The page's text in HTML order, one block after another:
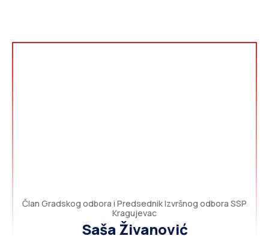
Član Gradskog odbora i Predsednik Izvršnog odbora SSP
Kragujevac
Saša Živanović